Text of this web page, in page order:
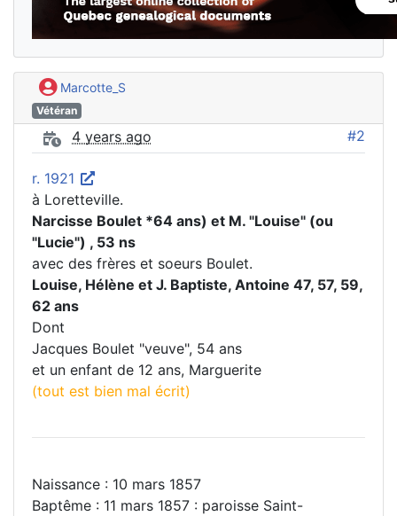
Marcotte_S
Vétéran
4 years ago #2
r. 1921
à Loretteville.
Narcisse Boulet *64 ans) et M. "Louise" (ou
"Lucie") , 53 ns
avec des frères et soeurs Boulet.
Louise, Hélène et J. Baptiste, Antoine 47, 57, 59,
62 ans
Dont
Jacques Boulet "veuve", 54 ans
et un enfant de 12 ans, Marguerite
(tout est bien mal écrit)
Naissance : 10 mars 1857
Baptême : 11 mars 1857 : paroisse Saint-